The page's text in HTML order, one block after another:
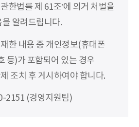
한법률 제 61조’에 의거 처벌을
알려드립니다.
한 내용 중 개인정보(휴대폰
등)가 포함되어 있는 경우
조치 후 게시하여야 합니다.
2151 (경영지원팀)